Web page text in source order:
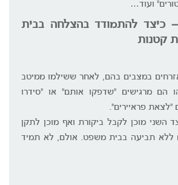
ועוד…
כיצד להתמודד בהצלחה בבית
קטנות
במצבים בהם, לאחר ששילמו ממיטב
הם מרגישים "שדפקו אותם" או "סידרו
"לצאת פראיירים".
השני מוכן לקבל ביקורת ואף מוכן לתקן
ללא תביעה בבית משפט. אולם, לא תמיד